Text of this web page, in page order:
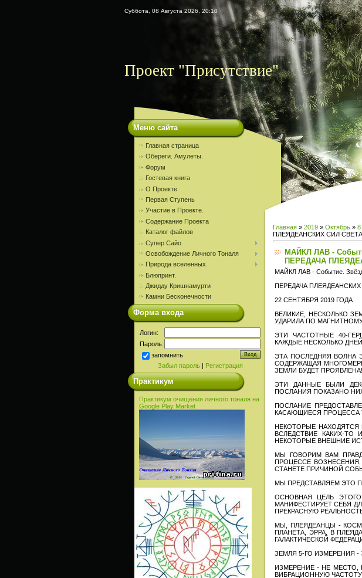
Суббота, 08 Августа 2026, 20:10
Проект "Присутствие"
Меню сайта
Главная страница
Обереги. Амулеты.
Форум
Гостевая книга
О Проекте
Первая Ступень
Участие в Проекте.
Содержание Проекта
Каталог файлов
Супер Сайо
Освобождение Личного Тоналя
Природа вселенных.
Блюпринт.
Джидду Кришнамурти
Камни Бесконечности
Форма входа
Логин:
Пароль:
запомнить
Забыл пароль| Регистрация
Практикум
Практикум очищения личного тоналя на
Google Play Market
Главная » 2019 » Октябрь » 8
ПЛЕЯДЕАНСКИХ СИЛ
МАЙКЛ ЛАВ -
ПЕРЕДАЧА
МАЙКЛ ЛАВ - Событие.
ПЕРЕДАЧА
22 СЕНТЯБРЯ 2019 ГОДА
ВЕЛИКИЕ, НЕСКОЛЬКО
УДАРИЛА ПО
ЭТИ ЧАСТОТНЫЕ 40-
КАЖДЫЕ НЕСКОЛЬКО ДНЕЙ
ЭТА ПОСЛЕДНЯЯ ВОЛНА
СОДЕРЖАЩАЯ
ЗЕМЛИ БУДЕТ ПРОЯВЛЕНА!
ЭТИ ДАННЫЕ БЫЛИ
ПОСЛАНИЯ ПОКАЗАНО
ПОСЛАНИЕ
КАСАЮЩИЕСЯ ПРОЦЕССА
НЕКОТОРЫЕ НАХОДЯТСЯ
ВСЛЕДСТВИЕ КАКИХ-
НЕКОТОРЫЕ ВНЕШНИЕ
МЫ ГОВОРИМ ВАМ
ПРОЦЕССЕ
СТАНЕТЕ ПРИЧИНОЙ
МЫ ПРЕДСТАВЛЯЕМ ЭТО
ОСНОВНАЯ ЦЕЛЬ
МАНИФЕСТИРУЕТ СЕБЯ
ПРЕКРАСНУЮ
МЫ, ПЛЕЯДЕАНЦЫ -
ПЛАНЕТА, ЭРРА, В
ГАЛАКТИЧЕСКОЙ
ЗЕМЛЯ 5-ГО ИЗМЕРЕНИЯ
ИЗМЕРЕНИЕ - НЕ
ВИБРАЦИОННУЮ